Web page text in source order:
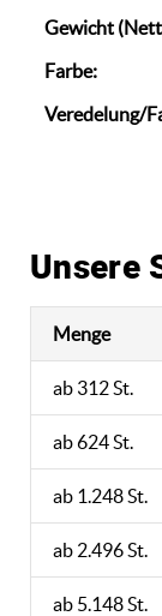
Gewicht
Farbe:
Veredelung/
Unsere
Menge
ab 312 St.
ab 624 St.
ab 1.248 St.
ab 2.496 St.
ab 5.148 St.